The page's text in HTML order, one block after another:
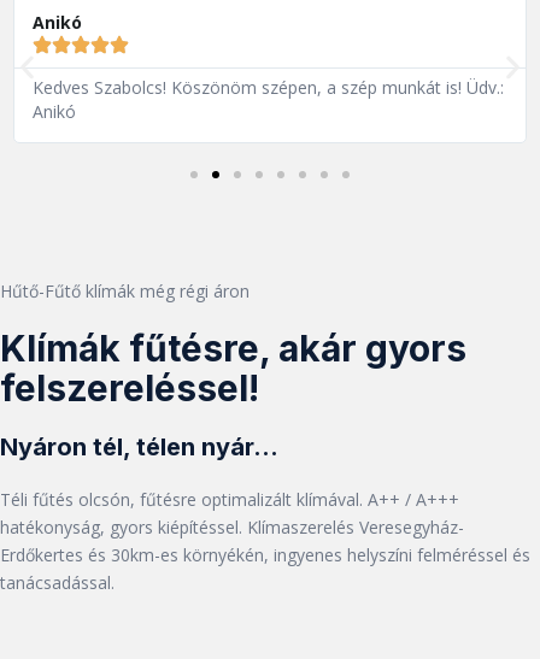
Anikó
Kedves Szabolcs! Köszönöm szépen, a szép munkát is! Üdv.:
Anikó
Hűtő-Fűtő klímák még régi áron
Klímák fűtésre, akár gyors
felszereléssel!
Nyáron tél, télen nyár...
Téli fűtés olcsón, fűtésre optimalizált klímával. A++ / A+++
hatékonyság, gyors kiépítéssel. Klímaszerelés Veresegyház-
Erdőkertes és 30km-es környékén, ingyenes helyszíni felméréssel és
tanácsadással.